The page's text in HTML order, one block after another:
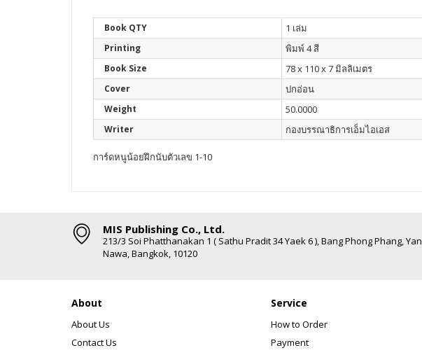
Book QTY 1 เล่ม
Printing พิมพ์ 4 สี
Book Size 78 x 110 x 7 มิลลิเมตร
Cover ปกอ่อน
Weight 50.0000
Writer กองบรรณาธิการเอ็มไอเอส
การ์ดหนูน้อยฝึกนับตัวเลข 1-10
MIS Publishing Co., Ltd.
213/3 Soi Phatthanakan 1 ( Sathu Pradit 34 Yaek 6 ), Bang Phong Phang, Yan
Nawa, Bangkok, 10120
About
About Us
Contact Us
Service
How to Order
Payment